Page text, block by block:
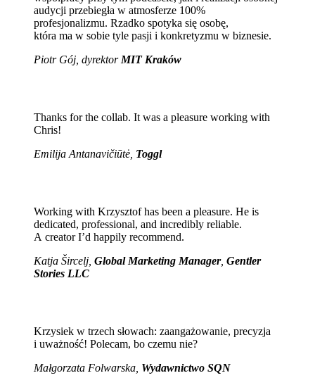
audycji przebiegła w atmosferze 100%
profesjonalizmu. Rzadko spotyka się osobę,
która ma w sobie tyle pasji i konkretyzmu w biznesie.
Piotr Gój, dyrektorMIT Kraków
Thanks for the collab. It was a pleasure working with
Chris!
Emilija Antanavičiūtė, Toggl
Working with Krzysztof has been a pleasure. He is
dedicated, professional, and incredibly reliable.
A creator I’d happily recommend.
Katja Šircelj, Global Marketing Manager, Gentler
Stories LLC
Krzysiek w trzech słowach: zaangażowanie, precyzja
i uważność! Polecam, bo czemu nie?
Małgorzata Folwarska, Wydawnictwo SQN